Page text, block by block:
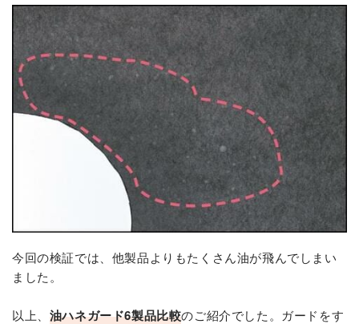
今回の検証では、他製品よりもたくさん油が飛んでしまい
ました。
以上、 油ハネガード6製品比較のご紹介でした。ガードをす